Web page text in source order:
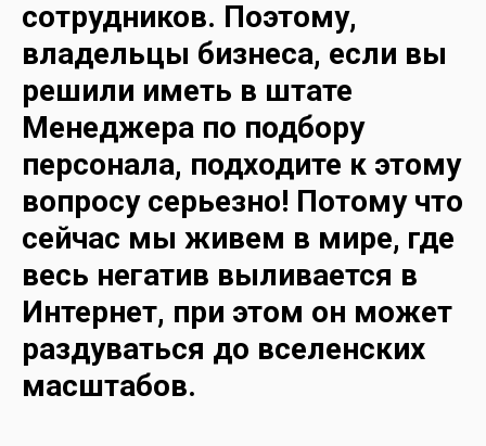
сотрудников. Поэтому,
владельцы бизнеса, если вы
решили иметь в штате
Менеджера по подбору
персонала, подходите к этому
вопросу серьезно! Потому что
сейчас мы живем в мире, где
весь негатив выливается в
Интернет, при этом он может
раздуваться до вселенских
масштабов.